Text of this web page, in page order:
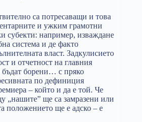
са потресаващи и това
и ужким грамотни
субекти: например, изваждане
система и де факто
власт. Задкулисието
и отчетност на главния
бъдат борени… с пряко
по дефиниция
– който и да е той. Че
„нашите” ще са замразени или
положението ще е адско – е